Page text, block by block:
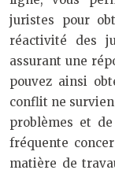
juristes pour
réactivité des
assurant une
pouvez ainsi
conflit ne
problèmes et
fréquente
matière de